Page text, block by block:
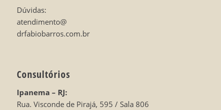
Dúvidas:
atendimento@
drfabiobarros.com.br
Consultórios
Ipanema – RJ:
Rua. Visconde de Pirajá, 595 / Sala 806